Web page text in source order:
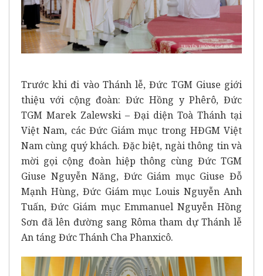
Trước khi đi vào Thánh lễ, Đức TGM Giuse giới
thiệu với cộng đoàn: Đức Hồng y Phêrô, Đức
TGM Marek Zalewski – Đại diện Toà Thánh tại
Việt Nam, các Đức Giám mục trong HĐGM Việt
Nam cùng quý khách. Đặc biệt, ngài thông tin và
mời gọi cộng đoàn hiệp thông cùng Đức TGM
Giuse Nguyễn Năng, Đức Giám mục Giuse Đỗ
Mạnh Hùng, Đức Giám mục Louis Nguyễn Anh
Tuấn, Đức Giám mục Emmanuel Nguyễn Hồng
Sơn đã lên đường sang Rôma tham dự Thánh lễ
An táng Đức Thánh Cha Phanxicô.